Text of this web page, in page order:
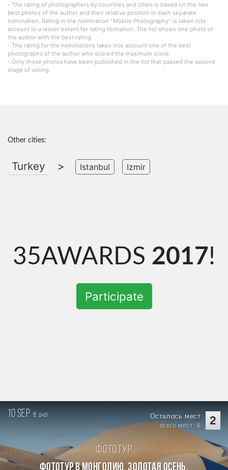
- The rating of photographers by countries and cities is based on the two
best photos of the author and their relative position in each separate
nomination. Rating in the nomination "Mobile Photography" is taken into
account to a lesser extent for rating formation. The list shows one photo of
the author with the best rating.
- The rating for the nominations takes into account one of the best
photographs of the author who scored the maximum score.
- Only those photos have been published in the list that passed the second
stage of voting.
Other cities:
Turkey > Istanbul Izmir
35AWARDS 2017!
Participate
10 sep. 15 дней 2
Осталось мест
всего мест: 6
Фототур
Фототур в Монголию. Золотая осень.